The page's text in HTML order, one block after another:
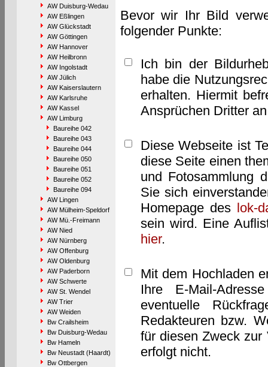
AW Duisburg-Wedau
AW Eßlingen
AW Glückstadt
AW Göttingen
AW Hannover
AW Heilbronn
AW Ingolstadt
AW Jülich
AW Kaiserslautern
AW Karlsruhe
AW Kassel
AW Limburg
Baureihe 042
Baureihe 043
Baureihe 044
Baureihe 050
Baureihe 051
Baureihe 052
Baureihe 094
AW Lingen
AW Mülheim-Speldorf
AW Mü.-Freimann
AW Nied
AW Nürnberg
AW Offenburg
AW Oldenburg
AW Paderborn
AW Schwerte
AW St. Wendel
AW Trier
AW Weiden
Bw Crailsheim
Bw Duisburg-Wedau
Bw Hameln
Bw Neustadt (Haardt)
Bw Ottbergen
Bevor wir Ihr Bild
folgender Punkte:
Ich bin der
habe die
erhalten. Hiermit
Ansprüchen Dritter
Diese Webseite ist
diese Seite einen
und Fotosammlung
Sie sich
Homepage des lok-
sein wird. Eine
hier.
Mit dem Hochladen
Ihre E-Mail-
eventuelle
Redakteuren bzw.
für diesen Zweck zur
erfolgt nicht.